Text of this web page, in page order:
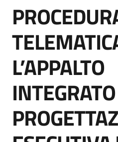
di
acquisto
Supporto
Piattaforme
telematiche
Salta al contenuto
L’APPALTO